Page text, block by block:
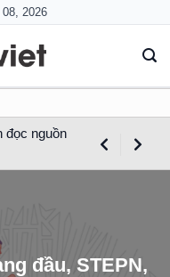
2026
đọc nguồn
đầu, STEPN,